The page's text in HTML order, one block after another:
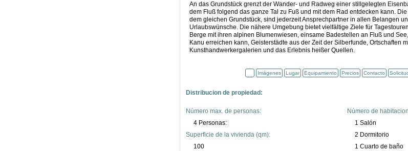
An das Grundstück grenzt der Wander- und Radweg einer stillgelegten
dem Fluß folgend das ganze Tal zu Fuß und mit dem Rad entdecken kann.
dem gleichen Grundstück, sind jederzeit Ansprechpartner in allen Belangen
Urlaubswünsche. Die nähere Umgebung bietet vielfältige Ziele für
Berge mit ihren alpinen Blumenwiesen, einsame Badestellen an Fluß und
Kanu erreichen kann, Geisterstädte aus der Zeit der Silberfunde, Ortschaften
Kunsthandwerkergalerien und das Erlebnis heißer Quellen.
Imágenes Lugar Equipamiento Precios Contacto
Distribucion de propiedad:
Número max. de personas:
4 Personas:
Superficie de la vivienda (qm):
100
Número de
1 Salón
2 Dormitorio
1 Cuarto de baño